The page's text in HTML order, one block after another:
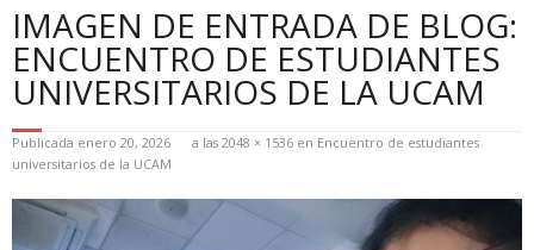
IMAGEN DE ENTRADA DE BLOG:
ENCUENTRO DE ESTUDIANTES
UNIVERSITARIOS DE LA UCAM
Publicada enero 20, 2026 a las 2048 × 1536 en Encuentro de estudiantes
universitarios de la UCAM